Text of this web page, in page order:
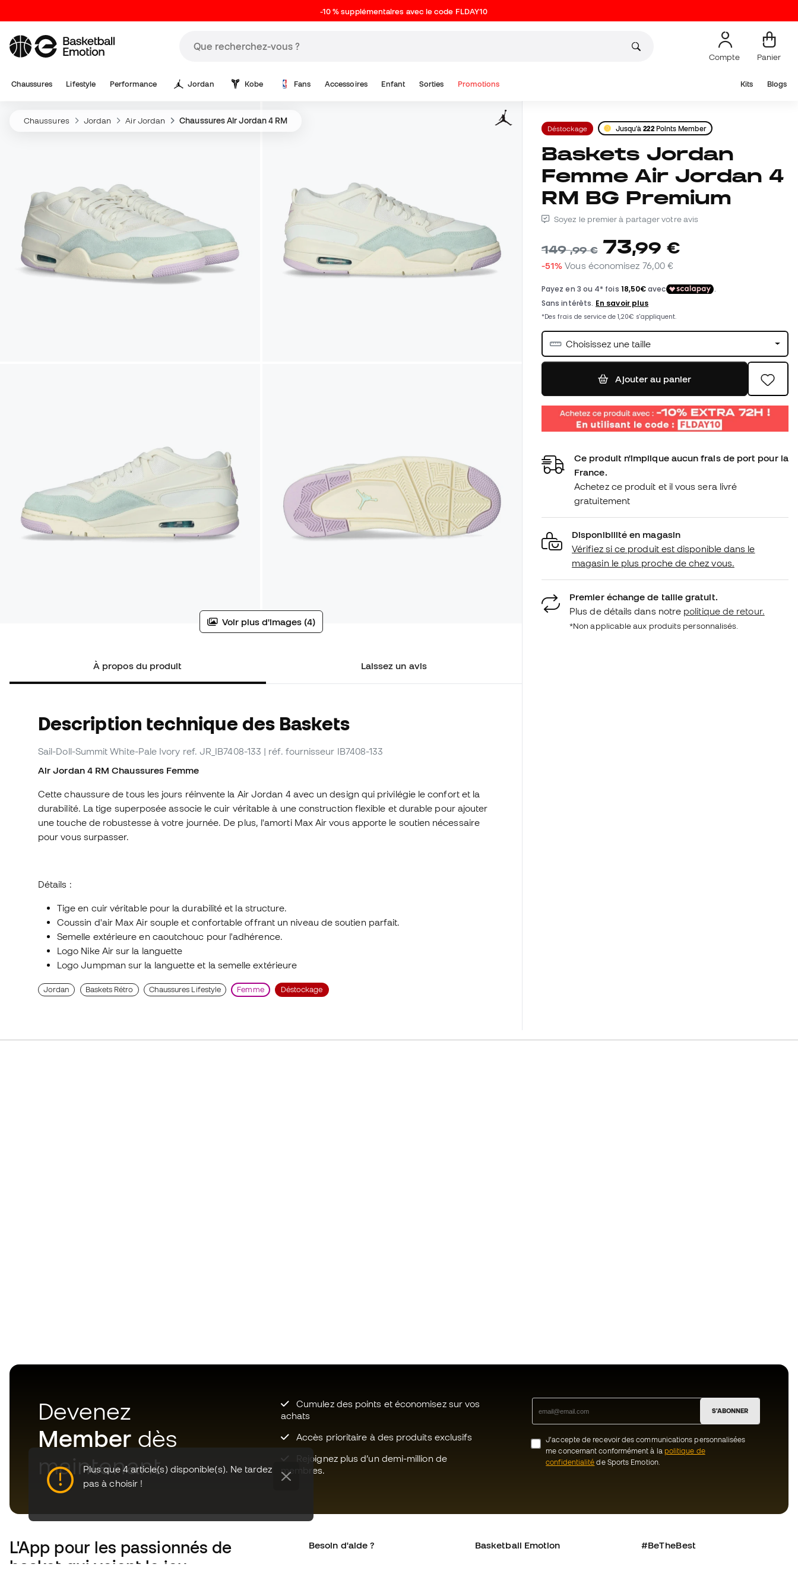
-10 % supplémentaires avec le code FLDAY10
Compte Panier
Chaussures Lifestyle Performance Jordan Kobe Fans Accessoires Enfant Sorties Promotions Kits Blogs
Chaussures Jordan Air Jordan Chaussures Air Jordan 4 RM
Voir plus d'images (4)
À propos du produit Laissez un avis
Description technique des Baskets
Sail-Doll-Summit White-Pale Ivory ref. JR_IB7408-133 | réf. fournisseur IB7408-133
Air Jordan 4 RM Chaussures Femme
Cette chaussure de tous les jours réinvente la Air Jordan 4 avec un design qui privilégie le confort et la
durabilité. La tige superposée associe le cuir véritable à une construction flexible et durable pour ajouter
une touche de robustesse à votre journée. De plus, l'amorti Max Air vous apporte le soutien nécessaire
pour vous surpasser.
Détails :
Tige en cuir véritable pour la durabilité et la structure.
Coussin d'air Max Air souple et confortable offrant un niveau de soutien parfait.
Semelle extérieure en caoutchouc pour l'adhérence.
Logo Nike Air sur la languette
Logo Jumpman sur la languette et la semelle extérieure
Jordan Baskets Rétro Chaussures Lifestyle Femme Déstockage
Déstockage Jusqu'à222Points Member
Baskets Jordan
Femme Air Jordan 4
RM BG Premium
Soyez le premier à partager votre avis
149,99 € 73,99 €
-51% Vous économisez 76,00 €
Choisissez une taille
Ajouter au panier
Ce produit n'implique aucun frais de port pour la
France.
Achetez ce produit et il vous sera livré
gratuitement
Disponibilité en magasin
Vérifiez si ce produit est disponible dans le
magasin le plus proche de chez vous.
Premier échange de taille gratuit.
Plus de détails dans notre politique de retour.
*Non applicable aux produits personnalisés.
Plus que 4 article(s) disponible(s). Ne tardez
pas à choisir !
Devenez
Member dès
maintenant
Cumulez des points et économisez sur vos
achats
Accès prioritaire à des produits exclusifs
Rejoignez plus d’un demi-million de
membres.
S'ABONNER
J’accepte de recevoir des communications personnalisées
me concernant conformément à la politique de
confidentialité de Sports Emotion.
L'App pour les passionnés de
basket qui voient le jeu
Besoin d'aide ? Basketball Emotion #BeTheBest